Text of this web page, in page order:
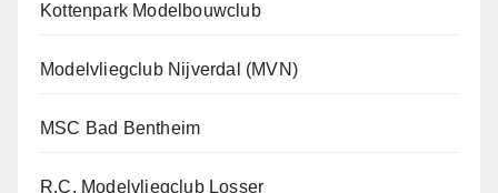
Kottenpark Modelbouwclub
Modelvliegclub Nijverdal (MVN)
MSC Bad Bentheim
R.C. Modelvliegclub Losser